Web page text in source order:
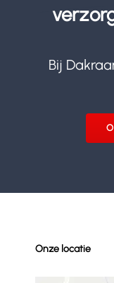
Bij
Onze locatie